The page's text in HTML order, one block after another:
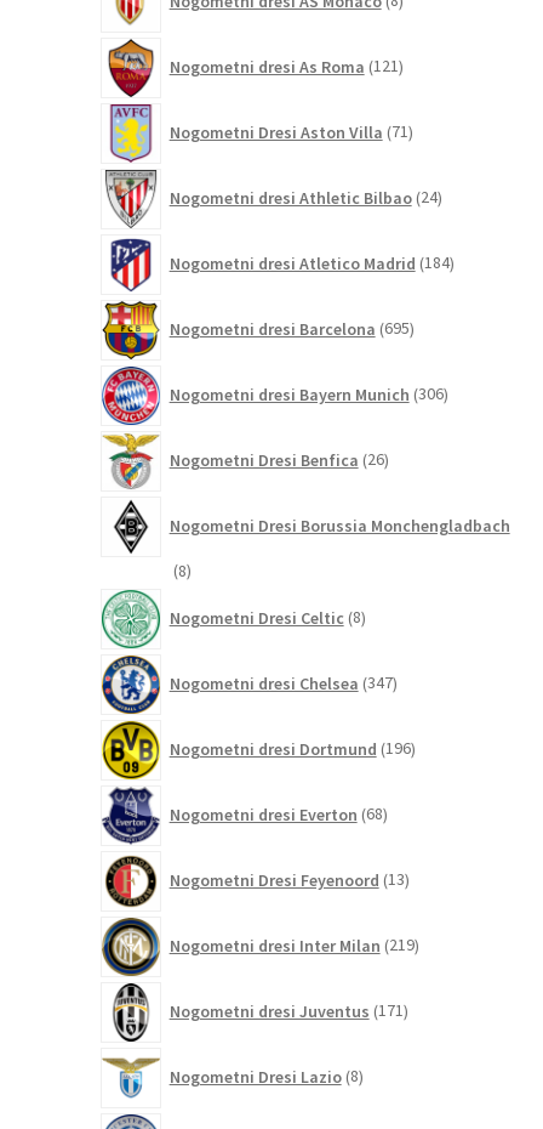
izdelkov
Nogometni dresi As Roma 121izdelkov
Nogometni Dresi Aston Villa 71izdelkov
Nogometni dresi Athletic Bilbao 24izdelkov
Nogometni dresi Atletico Madrid 184izdelkov
Nogometni dresi Barcelona 695izdelkov
Nogometni dresi Bayern Munich 306izdelkov
Nogometni Dresi Benfica 26izdelkov
Nogometni Dresi Borussia Monchengladbach
88
Nogometni Dresi Celtic 8izdelkov
Nogometni dresi Chelsea 347izdelkov
Nogometni dresi Dortmund 196izdelkov
Nogometni dresi Everton 68izdelkov
Nogometni Dresi Feyenoord 13izdelkov
Nogometni dresi Inter Milan 219izdelkov
Nogometni dresi Juventus 171izdelkov
Nogometni Dresi Lazio 8izdelkov